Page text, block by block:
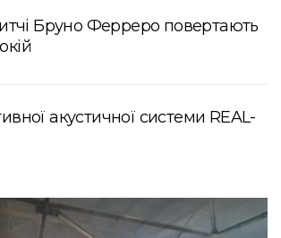
Бруно Ферреро повертають
акустичної системи REAL-